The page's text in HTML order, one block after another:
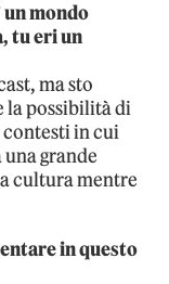
un mondo
tu eri un
ma sto
la possibilità di
in cui
grande
cultura mentre
in questo